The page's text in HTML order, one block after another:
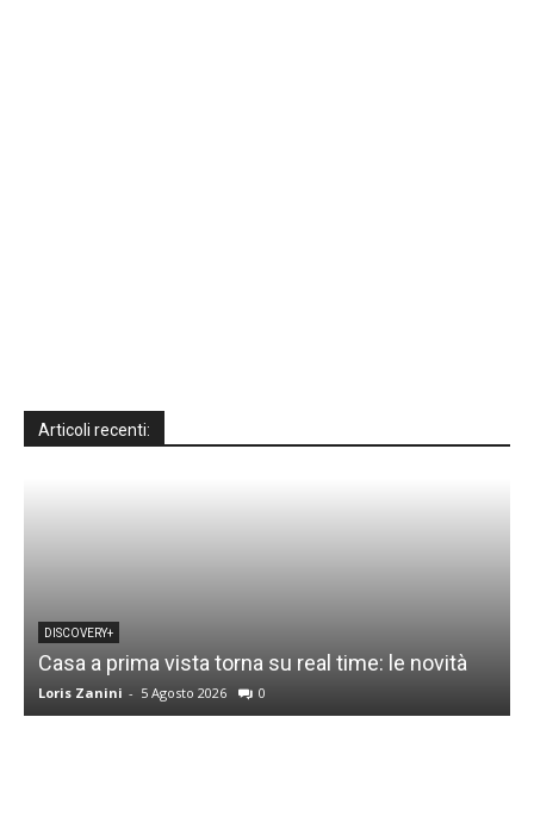
Articoli recenti:
DISCOVERY+
Casa a prima vista torna su real time: le novità
Loris Zanini - 5 Agosto 2026 0